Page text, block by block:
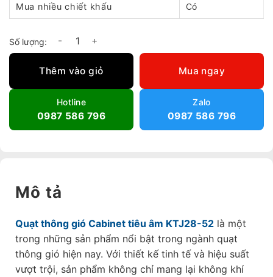
Mua nhiều chiết khấu Có
Quạt thông gió Cabinet tiêu âm KTJ28-52 số lượng
Thêm vào giỏ Mua ngay
Hotline
0987 586 796
Zalo
0987 586 796
Mô tả
Quạt thông gió Cabinet tiêu âm KTJ28-52 là một
trong những sản phẩm nổi bật trong ngành quạt
thông gió hiện nay. Với thiết kế tinh tế và hiệu suất
vượt trội, sản phẩm không chỉ mang lại không khí